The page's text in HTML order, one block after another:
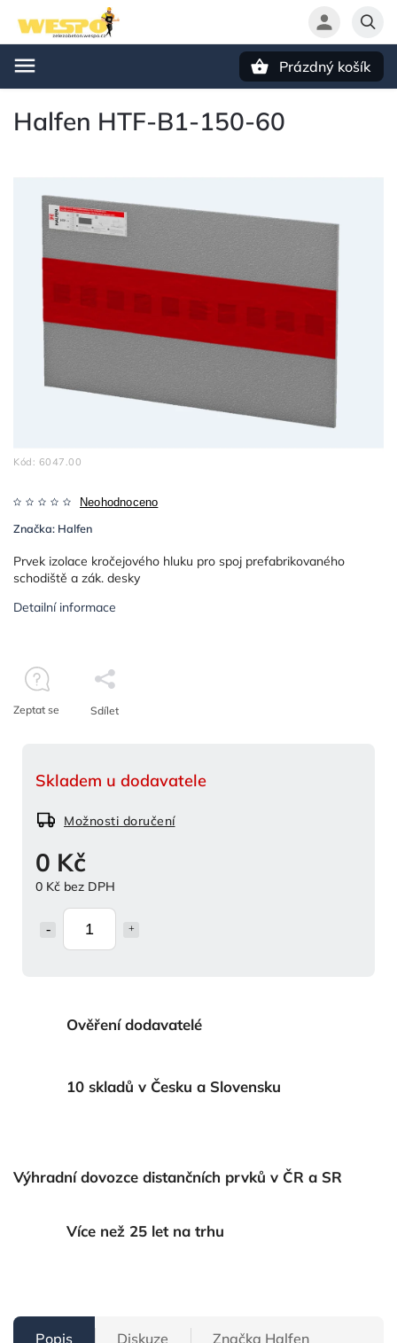
Prázdný košík
Halfen HTF-B1-150-60
Kód: 6047.00
Neohodnoceno
Značka: Halfen
0 Kč
0 Kč bez DPH
Skladem u dodavatele
Možnosti doručení
Prvek izolace kročejového hluku pro spoj prefabrikovaného
schodiště a zák. desky
Detailní informace
Zeptat se Sdílet
Ověření dodavatelé
10 skladů v Česku a Slovensku
Výhradní dovozce distančních prvků v ČR a SR
Více než 25 let na trhu
Popis Diskuze Značka Halfen